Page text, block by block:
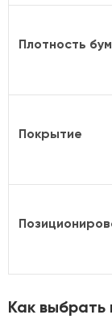
Плотность
Покрытие
Как выбрать